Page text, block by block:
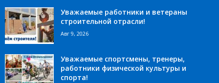
Уважаемые работники и ветераны
строительной отрасли!
Авг 9, 2026
Уважаемые спортсмены, тренеры,
работники физической культуры и
спорта!